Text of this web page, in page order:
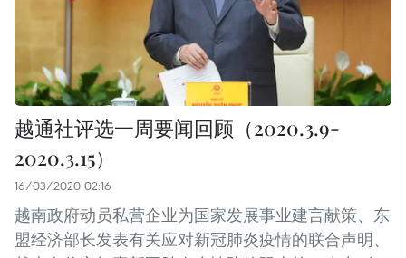
越通社评选一周要闻回顾（2020.3.9-
2020.3.15）
16/03/2020 02:16
越南政府动员私营企业为国家发展事业建言献策、东
盟经济部长发表有关应对新冠肺炎疫情的联合声明、